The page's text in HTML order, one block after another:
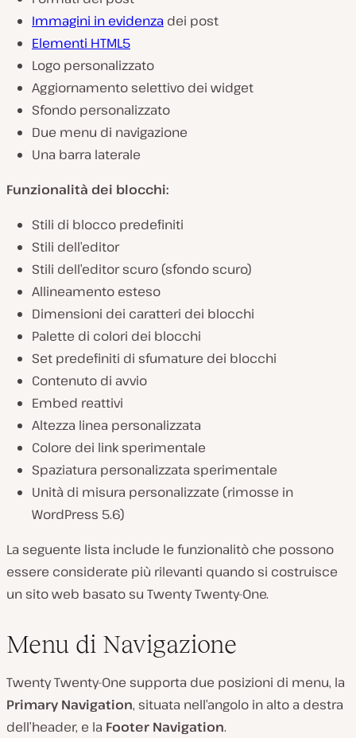
Immagini in evidenza dei post
Elementi HTML5
Logo personalizzato
Aggiornamento selettivo dei widget
Sfondo personalizzato
Due menu di navigazione
Una barra laterale
Funzionalità dei blocchi:
Stili di blocco predefiniti
Stili dell’editor
Stili dell’editor scuro (sfondo scuro)
Allineamento esteso
Dimensioni dei caratteri dei blocchi
Palette di colori dei blocchi
Set predefiniti di sfumature dei blocchi
Contenuto di avvio
Embed reattivi
Altezza linea personalizzata
Colore dei link sperimentale
Spaziatura personalizzata sperimentale
Unità di misura personalizzate (rimosse in
WordPress 5.6)
La seguente lista include le funzionalitò che possono
essere considerate più rilevanti quando si costruisce
un sito web basato su Twenty Twenty-One.
Menu di Navigazione
Twenty Twenty-One supporta due posizioni di menu, la
Primary Navigation, situata nell’angolo in alto a destra
dell’header, e la Footer Navigation.